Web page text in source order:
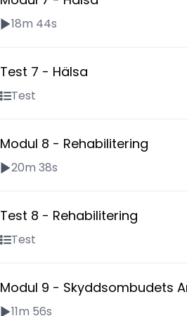
18m 44s
Test 7 - Hälsa
Test
Modul 8 - Rehabilitering
20m 38s
Test 8 - Rehabilitering
Test
Modul 9 - Skyddsombudets
11m 56s